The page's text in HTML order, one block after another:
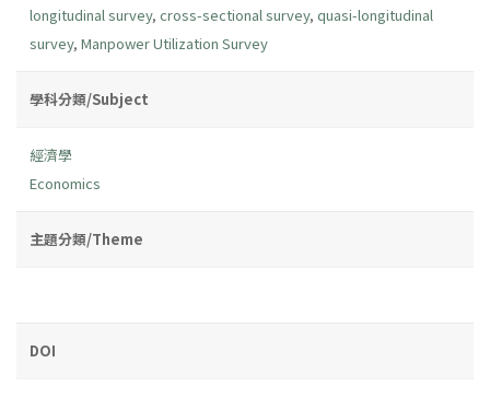
longitudinal survey, cross-sectional survey, quasi-longitudinal
survey, Manpower Utilization Survey
學科分類/Subject
經濟學
Economics
主題分類/Theme
DOI